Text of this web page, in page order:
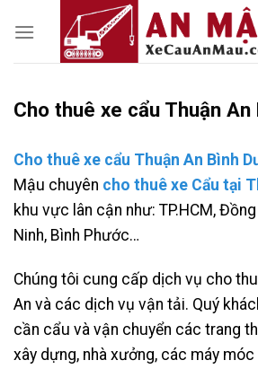
Cho thuê xe cẩu Thuận An
Cho thuê xe cẩu Thuận An Bình
Mậu chuyên cho thuê xe Cẩu tại
khu vực lân cận như: TP.HCM, Đồng
Ninh, Bình Phước…
Chúng tôi cung cấp dịch vụ cho
An và các dịch vụ vận tải. Quý
cần cẩu và vận chuyển các trang
xây dựng, nhà xưởng, các máy